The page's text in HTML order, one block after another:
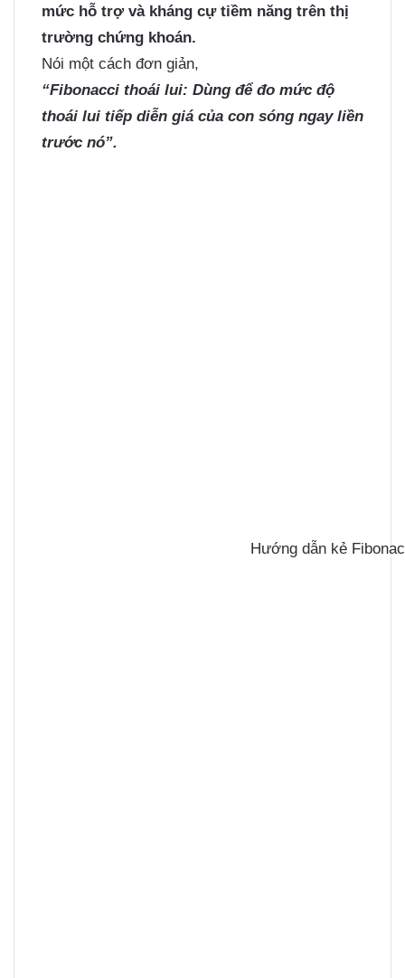
mức hỗ trợ và kháng cự tiềm năng trên thị
trường chứng khoán.
Nói một cách đơn giản,
“Fibonacci thoái lui: Dùng để đo mức độ
thoái lui tiếp diễn giá của con sóng ngay liền
trước nó”.
Hướng dẫn kẻ